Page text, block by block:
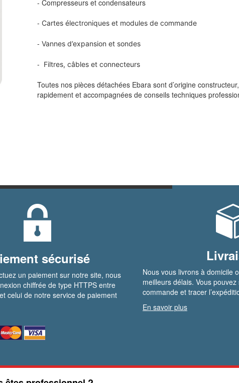
- Compresseurs et condensateurs
- Cartes électroniques et modules de commande
- Vannes d’expansion et sondes
- Filtres, câbles et connecteurs
Toutes nos pièces détachées Ebara sont d’origine
rapidement et accompagnées de conseils techniques
sécurisé
un paiement sur notre site, nous
chiffrée de type HTTPS entre
celui de notre service de paiement
Nous vous livrons à domicile
meilleurs délais. Vous
commande et tracer
En savoir plus